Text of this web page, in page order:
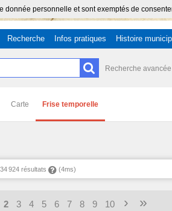
personnelle et sont exemptés de
Recherche Infos pratiques Histoire
Recherche avancée
Carte Frise temporelle
34 924 résultats (4ms)
2 3 4 5 6 7 8 9 10 › »